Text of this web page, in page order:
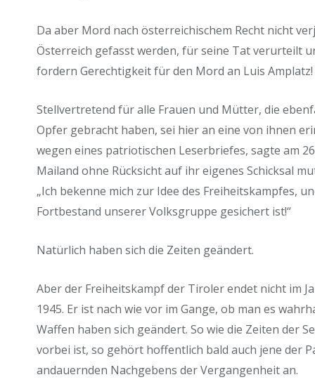
Da aber Mord nach österreichischem Recht nicht
Österreich gefasst werden, für seine Tat verurteilt
fordern Gerechtigkeit für den Mord an Luis Amplatz!
Stellvertretend für alle Frauen und Mütter, die
Opfer gebracht haben, sei hier an eine von ihnen
wegen eines patriotischen Leserbriefes, sagte am
Mailand ohne Rücksicht auf ihr eigenes Schicksal
„Ich bekenne mich zur Idee des Freiheitskampfes,
Fortbestand unserer Volksgruppe gesichert ist!“
Natürlich haben sich die Zeiten geändert.
Aber der Freiheitskampf der Tiroler endet nicht im
1945. Er ist nach wie vor im Gange, ob man es
Waffen haben sich geändert. So wie die Zeiten der
vorbei ist, so gehört hoffentlich bald auch jene der
andauernden Nachgebens der Vergangenheit an.